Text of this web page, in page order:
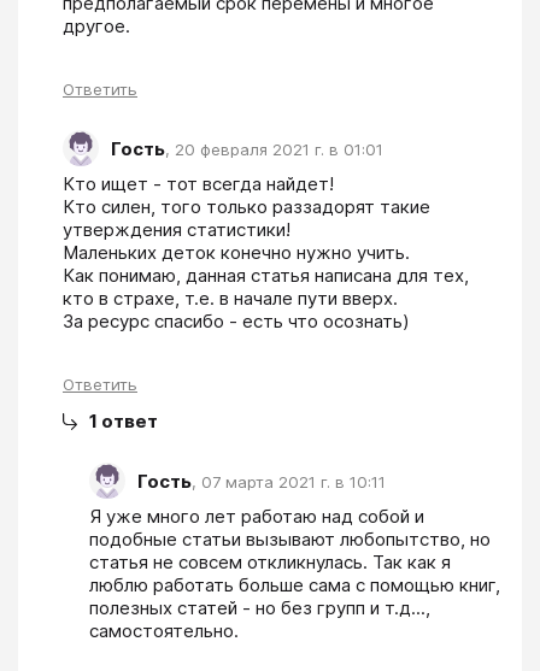
другое.
Ответить
Гость, 20 февраля 2021 г. в 01:01
Кто ищет - тот всегда найдет!
Кто силен, того только раззадорят такие
утверждения статистики!
Маленьких деток конечно нужно учить.
Как понимаю, данная статья написана для тех,
кто в страхе, т.е. в начале пути вверх.
За ресурс спасибо - есть что осознать)
Ответить
1 ответ
Гость, 07 марта 2021 г. в 10:11
Я уже много лет работаю над собой и
подобные статьи вызывают любопытство, но
статья не совсем откликнулась. Так как я
люблю работать больше сама с помощью книг,
полезных статей - но без групп и т.д...,
самостоятельно.